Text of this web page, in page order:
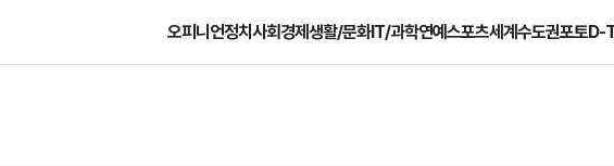
오피니언정치사회경제생활/문화IT/과학연예스포츠세계수도권포토D-